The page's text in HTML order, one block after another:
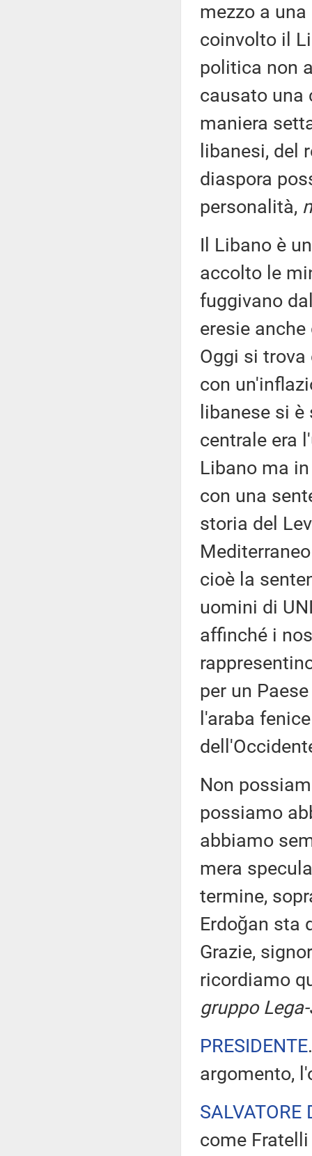
mezzo a
coinvolto il
politica non
causato una
maniera
libanesi, del
diaspora
personalità,
Il Libano è
accolto le
fuggivano
eresie
Oggi si
con
libanese si
centrale era
Libano ma
con una
storia del
cioè la
uomini di
affinché i
per un
l'araba
Non
possiamo
abbiamo
mera
termine,
Erdoğan sta
Grazie,
ricordiamo
gruppo
PRESIDENTE
argomento,
SALVATORE
come